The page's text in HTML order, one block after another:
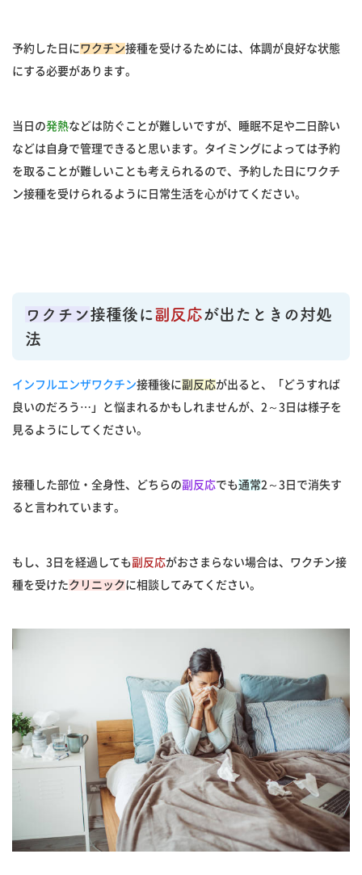
予約した日にワクチン接種を受けるためには、体調が良好な状態
にする必要があります。
当日の発熱などは防ぐことが難しいですが、睡眠不足や二日酔い
などは自身で管理できると思います。タイミングによっては予約
を取ることが難しいことも考えられるので、予約した日にワクチ
ン接種を受けられるように日常生活を心がけてください。
ワクチン接種後に 副反応 が出たときの対処
法
インフルエンザワクチン接種後に副反応が出ると、「どうすれば
良いのだろう…」と悩まれるかもしれませんが、2～3日は様子を
見るようにしてください。
接種した部位・全身性、どちらの副反応でも通常2～3日で消失す
ると言われています。
もし、3日を経過しても副反応がおさまらない場合は、ワクチン接
種を受けたクリニックに相談してみてください。